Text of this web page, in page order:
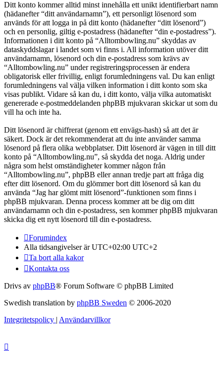
Ditt konto kommer alltid minst innehålla ett unikt identifierbart namn
(hädanefter “ditt användarnamn”), ett personligt lösenord som
används för att logga in på ditt konto (hädanefter “ditt lösenord”)
och en personlig, giltig e-postadress (hädanefter “din e-postadress”).
Informationen i ditt konto på “Alltombowling.nu” skyddas av
dataskyddslagar i landet som vi finns i. All information utöver ditt
användarnamn, lösenord och din e-postadress som krävs av
“Alltombowling.nu” under registreringsprocessen är endera
obligatorisk eller frivillig, enligt forumledningens val. Du kan enligt
forumledningens val välja vilken information i ditt konto som ska
visas publikt. Vidare så kan du, i ditt konto, välja vilka automatiskt
genererade e-postmeddelanden phpBB mjukvaran skickar ut som du
vill ha och inte ha.
Ditt lösenord är chiffrerat (genom ett envägs-hash) så att det är
säkert. Dock är det rekommenderat att du inte använder samma
lösenord på flera olika webbplatser. Ditt lösenord är vägen in till ditt
konto på “Alltombowling.nu”, så skydda det noga. Aldrig under
några som helst omständigheter kommer någon från
“Alltombowling.nu”, phpBB eller annan tredje part att fråga dig
efter ditt lösenord. Om du glömmer bort ditt lösenord så kan du
använda “Jag har glömt mitt lösenord”-funktionen som finns i
phpBB mjukvaran. Denna process kommer att be dig om ditt
användarnamn och din e-postadress, sen kommer phpBB mjukvaran
skicka dig ett nytt lösenord till din e-postadress.
Forumindex
Alla tidsangivelser är UTC+02:00 UTC+2
Ta bort alla kakor
Kontakta oss
Drivs av phpBB® Forum Software © phpBB Limited
Swedish translation by phpBB Sweden © 2006-2020
Integritetspolicy | Användarvillkor